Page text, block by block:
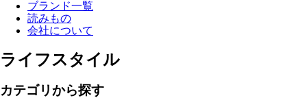
ブランド一覧
読みもの
会社について
ライフスタイル
カテゴリから探す